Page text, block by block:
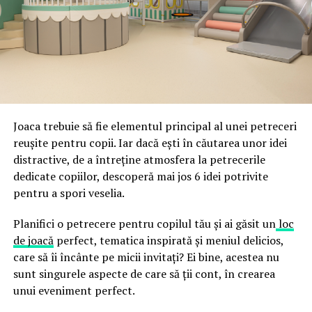
acestor decizii tehnice cu identitatea vizuală a unității,
astfel încât confortul și estetica să funcționeze
împreună, nu în tensiune una cu cealaltă, pe toată
durata de viață a amenajării, indiferent de câte sezoane
ceea ce crește riscul de email spoofing, phishing și
fraude care exploatează încrederea în brand.
Directoratul Național de Securitate Cibernetică (DNSC)
financiare. Instituția recomandă verificarea atentă a
sursei mesajelor și raportarea incidentelor la numărul
unic 1911.
Campaniile identificate în ultimele săptămâni folosesc
false de streaming, coduri QR malițioase și mesaje care
promit bilete, rambursări, premii sau acces gratuit la
meciuri. FBI a emis în luna mai un avertisment privind
site-urile care clonează platforma oficială prin
modificări minore ale denumirii domeniului, precum
Joaca trebuie să fie elementul principal al unei petreceri
reușite pentru copii. Iar dacă ești în căutarea unor idei
distractive, de a întreține atmosfera la petrecerile
dedicate copiilor, descoperă mai jos 6 idei potrivite
pentru a spori veselia.
Planifici o petrecere pentru copilul tău și ai găsit unloc
de joacăperfect, tematica inspirată și meniul delicios,
care să îi încânte pe micii invitați? Ei bine, acestea nu
sunt singurele aspecte de care să ții cont, în crearea
unui eveniment perfect.